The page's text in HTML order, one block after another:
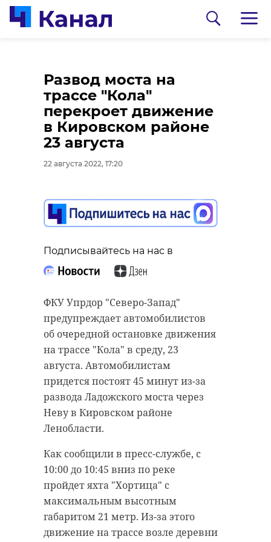
Развод моста на
трассе "Кола"
перекроет движение
в Кировском районе
23 августа
22 августа 2022, 17:20
Подписывайтесь на нас в
ФКУ Упрдор "Северо-Запад"
предупреждает автомобилистов
об очередной остановке движения
на трассе "Кола" в среду, 23
августа. Автомобилистам
придется постоят 45 минут из-за
развода Ладожского моста через
Неву в Кировском районе
Ленобласти.
Как сообщили в пресс-службе, с
10:00 до 10:45 вниз по реке
пройдет яхта "Хортица" с
максимальным высотным
габаритом 21 метр. Из-за этого
движение на трассе возле деревни
0:00 / 0:00
области погибли 16
человек
Подписывайтесь на нас в
Крупное ДТП с участием
микроавтобуса и двух грузовиков
воскресенье, 21 августа, на трассе
М-5 «Урал».
Жертвами аварии стали 14
граждан Киргизии и двое россиян.
В связи с трагедией в Киргизии
объявили День всеобщего траура.
Погода на 23 августа:
во вторник в
Ленобласти ждут
туман и до +29
22 августа 2022, 17:07
Подписывайтесь на нас в
Во вторник, 23 августа, в
Ленинградской области ожидается
переменная облачность и
небольшой дождь в основном на
суток. Также возможен туман в
отдельных районах.
Днем ожидается от +24 до +29 и
восточный, юго-восточный ветер
силой до 3-8 м/с. Ночью - от +10 до